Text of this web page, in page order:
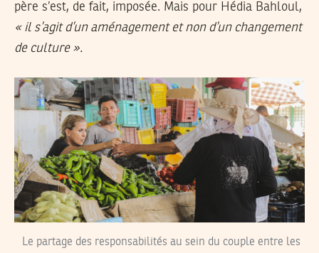
père s’est, de fait, imposée. Mais pour Hédia Bahloul,
« il s’agit d’un aménagement et non d’un changement
de culture ».
Le partage des responsabilités au sein du couple entre les